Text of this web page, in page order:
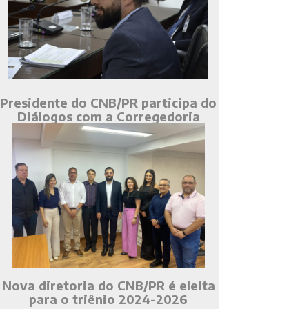
Presidente do CNB/PR participa do
Diálogos com a Corregedoria
Nova diretoria do CNB/PR é eleita
para o triênio 2024-2026